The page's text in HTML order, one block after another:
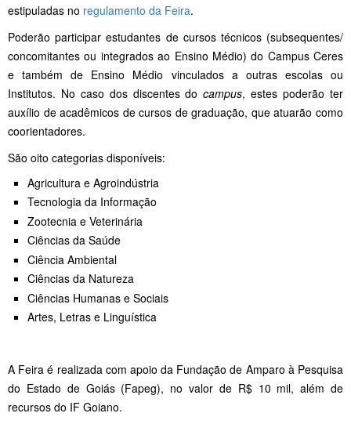
estipuladas no regulamento da Feira.
Poderão participar estudantes de cursos técnicos (subsequentes/
concomitantes ou integrados ao Ensino Médio) do Campus Ceres
e também de Ensino Médio vinculados a outras escolas ou
Institutos. No caso dos discentes docampus, estes poderão ter
auxílio de acadêmicos de cursos de graduação, que atuarão como
coorientadores.
São oito categorias disponíveis:
Agricultura e Agroindústria
Tecnologia da Informação
Zootecnia e Veterinária
Ciências da Saúde
Ciência Ambiental
Ciências da Natureza
Ciências Humanas e Sociais
Artes, Letras e Linguística
A Feira é realizada com apoio da Fundação de Amparo à Pesquisa
do Estado de Goiás (Fapeg), no valor de R$ 10 mil, além de
recursos do IF Goiano.